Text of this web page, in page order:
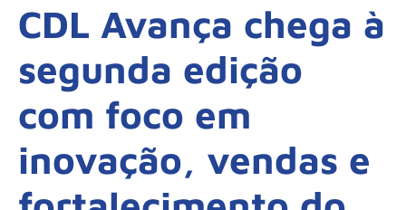
CDL Avança chega à
segunda edição
com foco em
inovação, vendas e